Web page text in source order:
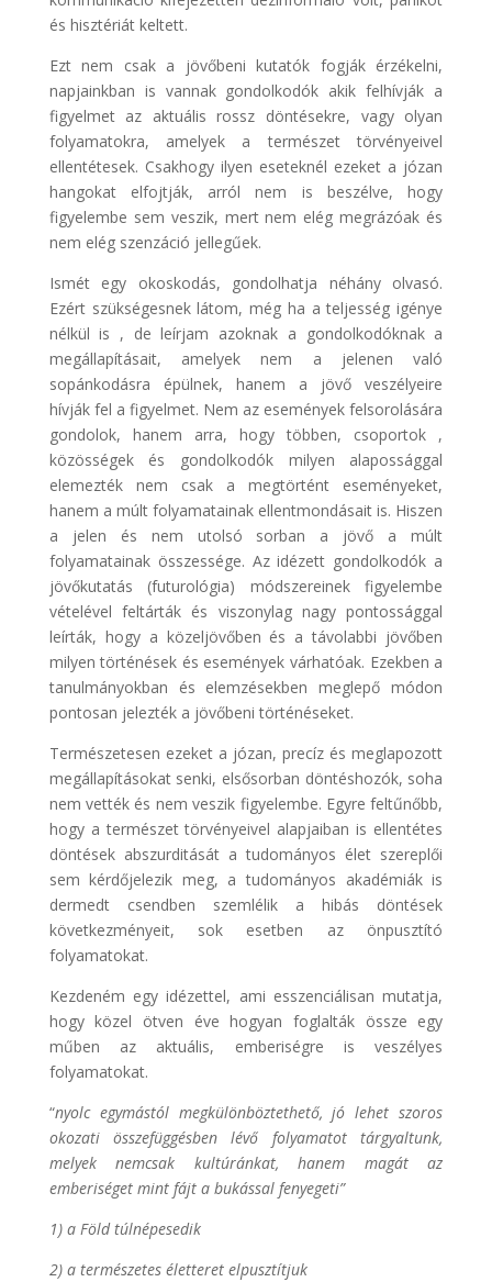
és hisztériát keltett.
Ezt nem csak a jövőbeni kutatók fogják érzékelni,
napjainkban is vannak gondolkodók akik felhívják a
figyelmet az aktuális rossz döntésekre, vagy olyan
folyamatokra, amelyek a természet törvényeivel
ellentétesek. Csakhogy ilyen eseteknél ezeket a józan
hangokat elfojtják, arról nem is beszélve, hogy
figyelembe sem veszik, mert nem elég megrázóak és
nem elég szenzáció jellegűek.
Ismét egy okoskodás, gondolhatja néhány olvasó.
Ezért szükségesnek látom, még ha a teljesség igénye
nélkül is , de leírjam azoknak a gondolkodóknak a
megállapításait, amelyek nem a jelenen való
sopánkodásra épülnek, hanem a jövő veszélyeire
hívják fel a figyelmet. Nem az események felsorolására
gondolok, hanem arra, hogy többen, csoportok ,
közösségek és gondolkodók milyen alapossággal
elemezték nem csak a megtörtént eseményeket,
hanem a múlt folyamatainak ellentmondásait is. Hiszen
a jelen és nem utolsó sorban a jövő a múlt
folyamatainak összessége. Az idézett gondolkodók a
jövőkutatás (futurológia) módszereinek figyelembe
vételével feltárták és viszonylag nagy pontossággal
leírták, hogy a közeljövőben és a távolabbi jövőben
milyen történések és események várhatóak. Ezekben a
tanulmányokban és elemzésekben meglepő módon
pontosan jelezték a jövőbeni történéseket.
Természetesen ezeket a józan, precíz és meglapozott
megállapításokat senki, elsősorban döntéshozók, soha
nem vették és nem veszik figyelembe. Egyre feltűnőbb,
hogy a természet törvényeivel alapjaiban is ellentétes
döntések abszurditását a tudományos élet szereplői
sem kérdőjelezik meg, a tudományos akadémiák is
dermedt csendben szemlélik a hibás döntések
következményeit, sok esetben az önpusztító
folyamatokat.
Kezdeném egy idézettel, ami esszenciálisan mutatja,
hogy közel ötven éve hogyan foglalták össze egy
műben az aktuális, emberiségre is veszélyes
folyamatokat.
“nyolc egymástól megkülönböztethető, jó lehet szoros
okozati összefüggésben lévő folyamatot tárgyaltunk,
melyek nemcsak kultúránkat, hanem magát az
emberiséget mint fájt a bukással fenyegeti”
1) a Föld túlnépesedik
2) a természetes életteret elpusztítjuk